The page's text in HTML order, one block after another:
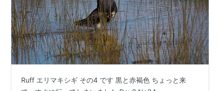
Ruff エリマキシギ その4 です 黒と赤褐色 ちょっと来